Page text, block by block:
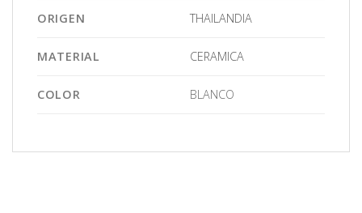
ORIGEN THAILANDIA
MATERIAL CERAMICA
COLOR BLANCO